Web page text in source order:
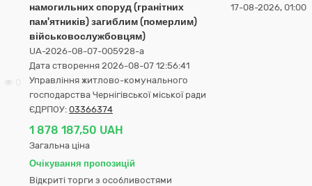
намогильних споруд (гранітних
пам'ятників) загиблим (померлим)
військовослужбовцям)
UA-2026-08-07-005928-a
Дата створення 2026-08-07 12:56:41
Управління житлово-комунального
господарства Чернігівської міської ради
ЄДРПОУ: 03366374
1 878 187,50 UAH
Загальна ціна
Очікування пропозицій
Відкриті торги з особливостями
17-08-2026, 01:00